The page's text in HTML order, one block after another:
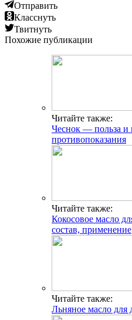
Отправить
Класснуть
Твитнуть
Похожие публикации
Читайте также:
Чеснок — польза и
противопоказания
Читайте также:
Кокосовое масло
состав, применение
Читайте также:
Льняное масло для